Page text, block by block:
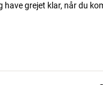
grejet klar, når du